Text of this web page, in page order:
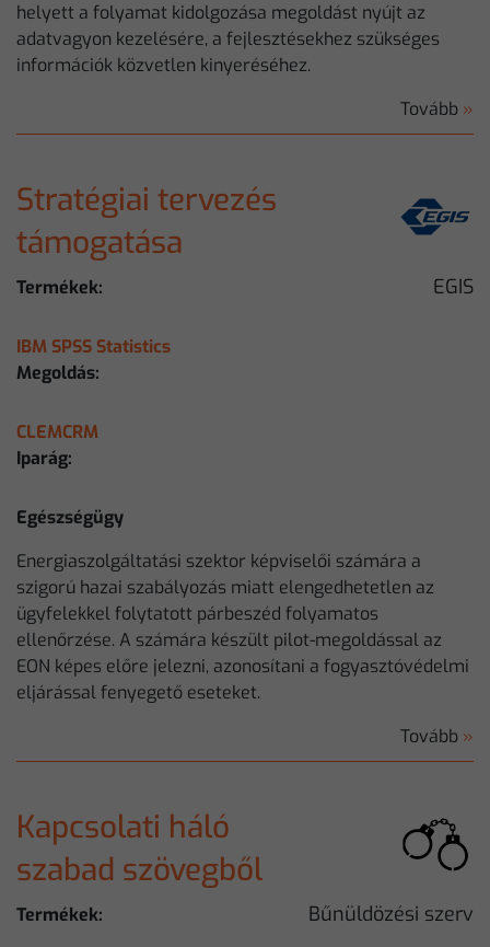
helyett a folyamat kidolgozása megoldást nyújt az
adatvagyon kezelésére, a fejlesztésekhez szükséges
információk közvetlen kinyeréséhez.
Tovább »
Stratégiai tervezés
támogatása
Termékek:
IBM SPSS Statistics
Megoldás:
CLEMCRM
Iparág:
Egészségügy
EGIS
Energiaszolgáltatási szektor képviselői számára a
szigorú hazai szabályozás miatt elengedhetetlen az
ügyfelekkel folytatott párbeszéd folyamatos
ellenőrzése. A számára készült pilot-megoldással az
EON képes előre jelezni, azonosítani a fogyasztóvédelmi
eljárással fenyegető eseteket.
Tovább »
Kapcsolati háló
szabad szövegből
Termékek: Bűnüldözési szerv